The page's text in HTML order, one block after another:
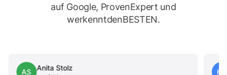
auf Google, ProvenExpert und
werkenntdenBESTEN.
AS Anita Stolz KD